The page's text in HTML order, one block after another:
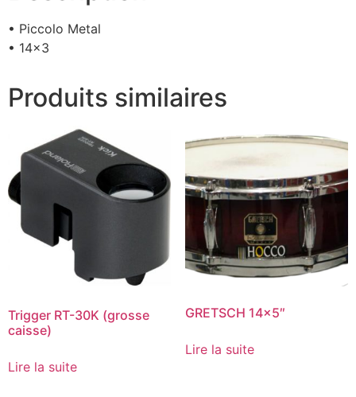
• Piccolo Metal
• 14×3
Produits similaires
Trigger RT-30K (grosse
caisse)
Lire la suite
GRETSCH 14×5″
Lire la suite